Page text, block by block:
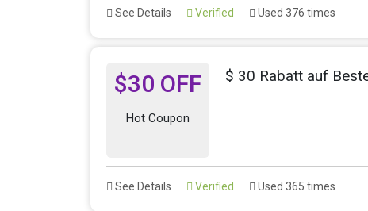
See Details Verified Used 376 times
$30 OFF
Hot Coupon
$ 30 Rabatt auf
See Details Verified Used 365 times